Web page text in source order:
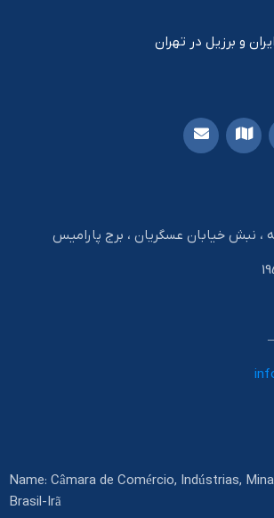
و برزیل در تهران
، نبش خیابان عسگریان ، برج پارامیس
Name: Câmara de Comércio, Indústrias,
Brasil-Irã